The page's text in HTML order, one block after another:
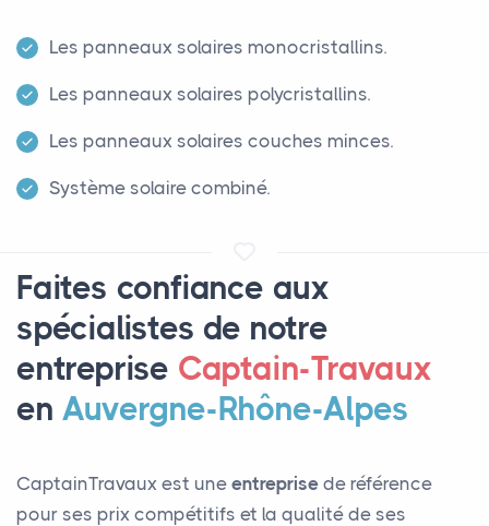
Les panneaux solaires monocristallins.
Les panneaux solaires polycristallins.
Les panneaux solaires couches minces.
Système solaire combiné.
Faites confiance aux
spécialistes de notre
entreprise Captain-Travaux
enAuvergne-Rhône-Alpes
CaptainTravaux est une entreprise de référence
pour ses prix compétitifs et la qualité de ses